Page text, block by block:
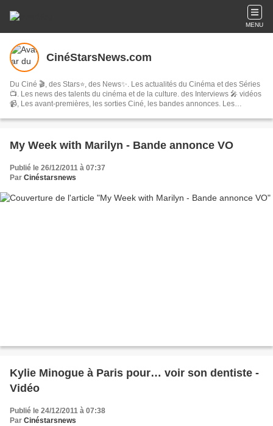
MENU
CinéStarsNews.com
Du Ciné 🎬, des Stars⭐, des News✨. Les actualités du Cinéma et des Séries
📺. Les news des talents du cinéma et de la culture. des Interviews 🎤 vidéos
📹, Les avant-premières, les sorties Ciné, les bandes annonces. Les
My Week with Marilyn - Bande annonce VO
Publié le 26/12/2011 à 07:37
Par Cinéstarsnews
Kylie Minogue à Paris pour… voir son dentiste -
Vidéo
Publié le 24/12/2011 à 07:38
Par Cinéstarsnews